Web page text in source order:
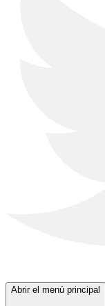
Abrir el menú principal